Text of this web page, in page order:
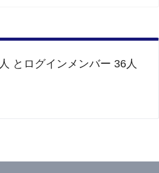
とログインメンバー 36人